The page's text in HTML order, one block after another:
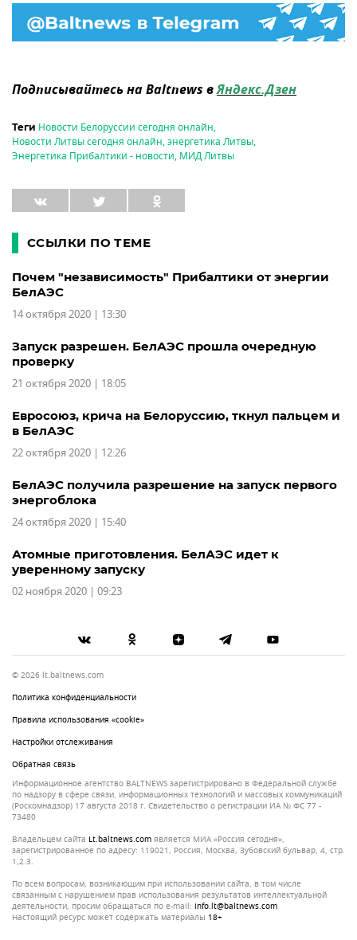
Подписывайтесь на Baltnews вЯндекс.Дзен
Теги Новости Белоруссии сегодня онлайн,
Новости Литвы сегодня онлайн,энергетика Литвы,
Энергетика Прибалтики - новости, МИД Литвы
ССЫЛКИ ПО ТЕМЕ
Почем "независимость" Прибалтики от энергии
БелАЭС
14 октября 2020 | 13:30
Запуск разрешен. БелАЭС прошла очередную
проверку
21 октября 2020 | 18:05
Евросоюз, крича на Белоруссию, ткнул пальцем и
в БелАЭС
22 октября 2020 | 12:26
БелАЭС получила разрешение на запуск первого
энергоблока
24 октября 2020 | 15:40
Атомные приготовления. БелАЭС идет к
уверенному запуску
02 ноября 2020 | 09:23
© 2026 lt.baltnews.com
Политика конфиденциальности
Правила использования «cookie»
Настройки отслеживания
Обратная связь
Информационное агентство BALTNEWS зарегистрировано в Федеральной службе
по надзору в сфере связи, информационных технологий и массовых коммуникаций
(Роскомнадзор) 17 августа 2018 г. Свидетельство о регистрации ИА № ФС 77 -
73480
Владельцем сайта lt.baltnews.com является МИА «Россия сегодня»,
зарегистрированное по адресу: 119021, Россия, Москва, Зубовский бульвар, 4, стр.
1,2.3.
По всем вопросам, возникающим при использовании сайта, в том числе
связанным с нарушением прав использования результатов интеллектуальной
деятельности, просим обращаться по e-mail: info.lt@baltnews.com
Настоящий ресурс может содержать материалы 18+